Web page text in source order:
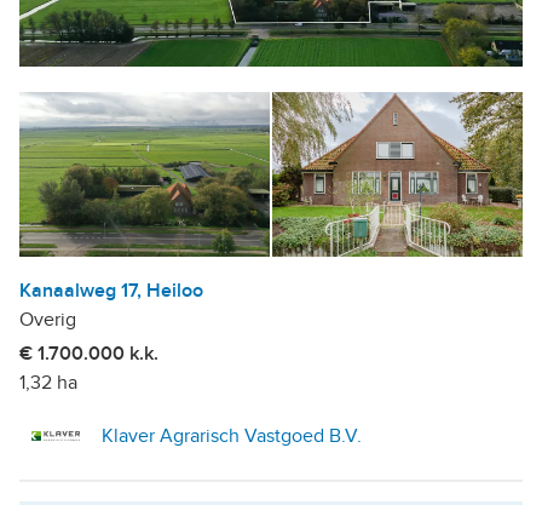
Kanaalweg 17, Heiloo
Overig
€ 1.700.000 k.k.
1,32 ha
Klaver Agrarisch Vastgoed B.V.